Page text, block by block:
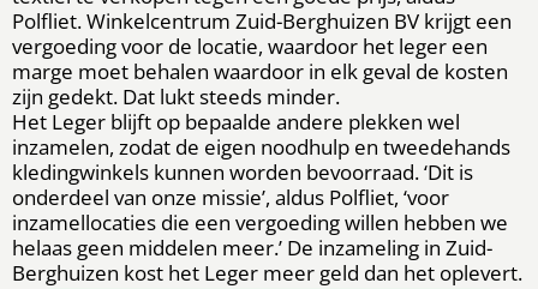
Polfliet. Winkelcentrum Zuid-Berghuizen BV krijgt een
vergoeding voor de locatie, waardoor het leger een
marge moet behalen waardoor in elk geval de kosten
zijn gedekt. Dat lukt steeds minder.
Het Leger blijft op bepaalde andere plekken wel
inzamelen, zodat de eigen noodhulp en tweedehands
kledingwinkels kunnen worden bevoorraad. ‘Dit is
onderdeel van onze missie’, aldus Polfliet, ‘voor
inzamellocaties die een vergoeding willen hebben we
helaas geen middelen meer.’ De inzameling in Zuid-
Berghuizen kost het Leger meer geld dan het oplevert.